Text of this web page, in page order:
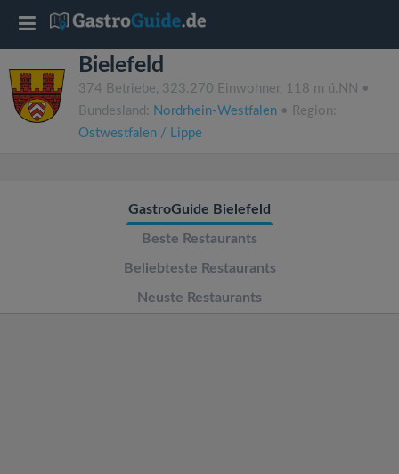
Bielefeld
374 Betriebe, 323.270 Einwohner, 118 m ü.NN •
Bundesland: Nordrhein-Westfalen • Region:
Ostwestfalen / Lippe
GastroGuide Bielefeld
Beste Restaurants
Beliebteste Restaurants
Neuste Restaurants
T
o
g